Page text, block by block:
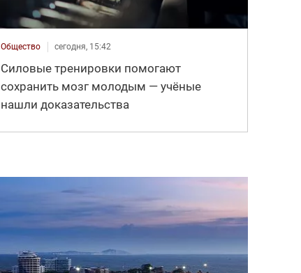
Общество сегодня, 15:42
Силовые тренировки помогают
сохранить мозг молодым — учёные
нашли доказательства